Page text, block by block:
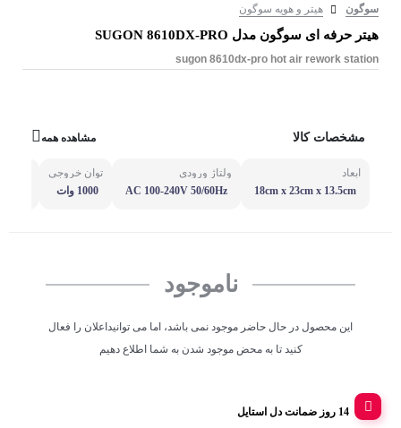
سوگون هیتر و هویه سوگون
هیتر حرفه ای سوگون مدل SUGON 8610DX-PRO
sugon 8610dx-pro hot air rework station
مشخصات کالا مشاهده همه
ابعاد
18cm x 23cm x 13.5cm
ولتاژ ورودی
AC 100-240V 50/60Hz
توان خروجی
1000 وات
ناموجود
این محصول در حال حاضر موجود نمی باشد، اما می توانیداعلان را فعال
کنید تا به محض موجود شدن به شما اطلاع دهیم
14 روز ضمانت دل استایل